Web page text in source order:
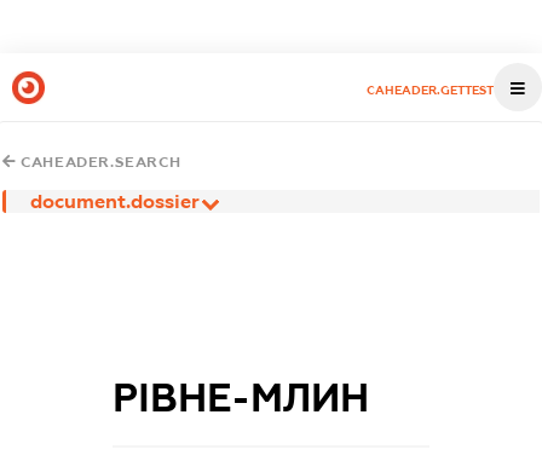
CAHEADER.GETTEST
CAHEADER.SEARCH
document.dossier
РІВНЕ-МЛИН